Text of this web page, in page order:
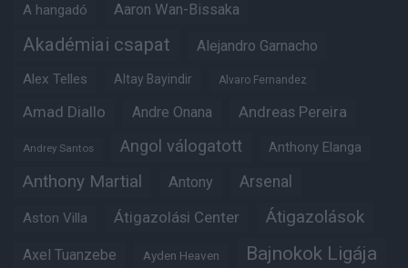
A hangadó Aaron Wan-Bissaka
Akadémiai csapat Alejandro Garnacho
Alex Telles Altay Bayindir Alvaro Fernandez
Amad Diallo Andre Onana Andreas Pereira
Andrey Santos Angol válogatott Anthony Elanga
Anthony Martial Antony Arsenal
Aston Villa Átigazolási Center Átigazolások
Axel Tuanzebe Ayden Heaven Bajnokok Ligája